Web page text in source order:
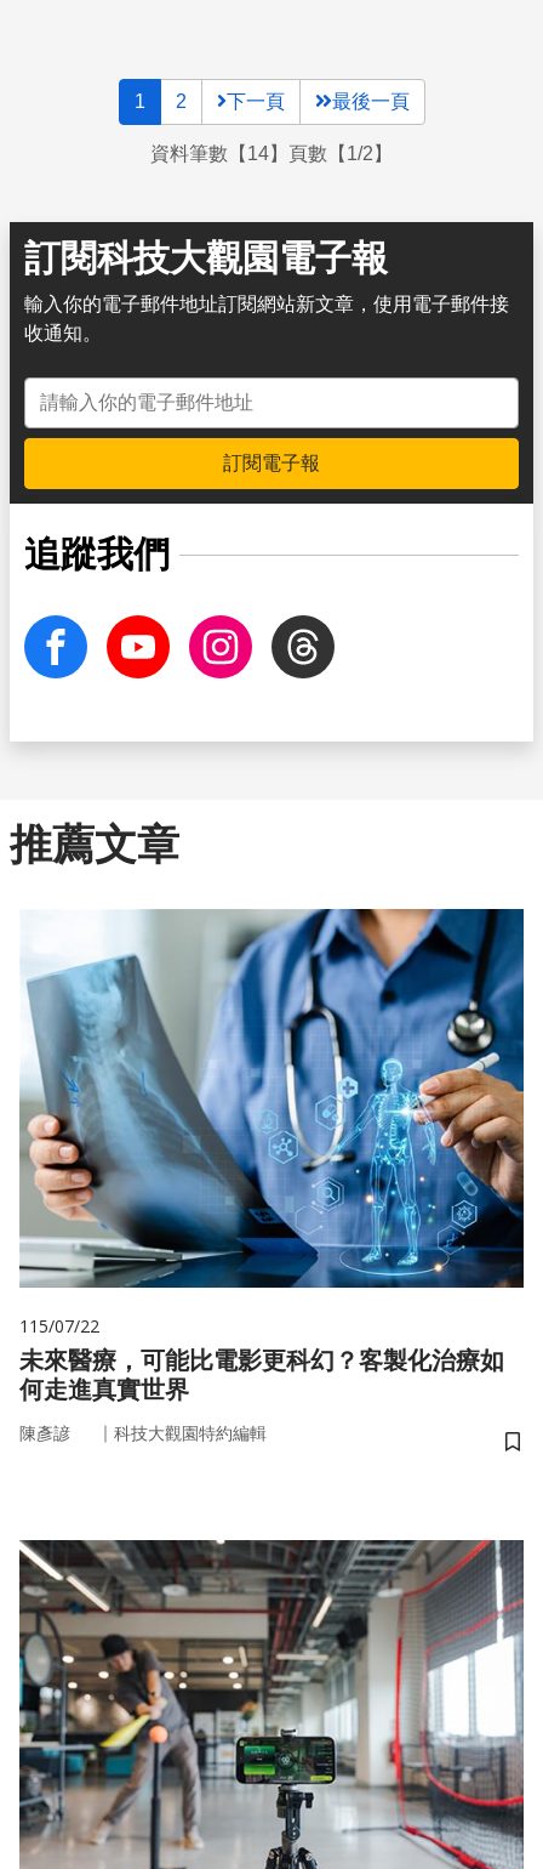
1 2 下一頁 最後一頁
資料筆數【14】頁數【1/2】
訂閱科技大觀園電子報
輸入你的電子郵件地址訂閱網站新文章，使用電子郵件接
收通知。
電子郵件地址
訂閱電子報
追蹤我們
facebook Youtube InstagramThreads
推薦文章
115/07/22
未來醫療，可能比電影更科幻？客製化治療如
何走進真實世界
陳彥諺 ｜ 科技大觀園特約編輯
儲